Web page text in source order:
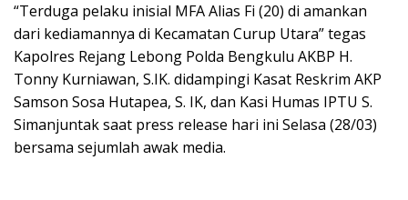
“Terduga pelaku inisial MFA Alias Fi (20) di amankan
dari kediamannya di Kecamatan Curup Utara” tegas
Kapolres Rejang Lebong Polda Bengkulu AKBP H.
Tonny Kurniawan, S.IK. didampingi Kasat Reskrim AKP
Samson Sosa Hutapea, S. IK, dan Kasi Humas IPTU S.
Simanjuntak saat press release hari ini Selasa (28/03)
bersama sejumlah awak media.